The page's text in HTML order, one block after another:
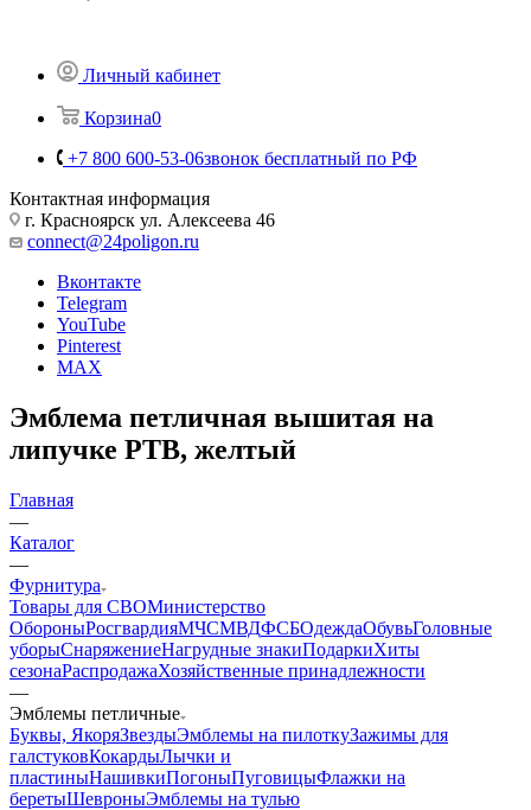
Личный кабинет
Корзина0
+7 800 600-53-06звонок бесплатный по РФ
Контактная информация
г. Красноярск ул. Алексеева 46
connect@24poligon.ru
Вконтакте
Telegram
YouTube
Pinterest
MAX
Эмблема петличная вышитая на
липучке РТВ, желтый
Главная
—
Каталог
—
Фурнитура
Товары для СВОМинистерство
ОбороныРосгвардияМЧСМВДФСБОдеждаОбувьГоловные
уборыСнаряжениеНагрудные знакиПодаркиХиты
сезонаРаспродажаХозяйственные принадлежности
—
Эмблемы петличные
Буквы, ЯкоряЗвездыЭмблемы на пилоткуЗажимы для
галстуковКокардыЛычки и
пластиныНашивкиПогоныПуговицыФлажки на
беретыШевроныЭмблемы на тулью